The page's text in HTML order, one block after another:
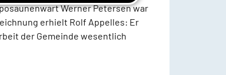
Werner Petersen war
erhielt Rolf Appelles: Er
der Gemeinde wesentlich